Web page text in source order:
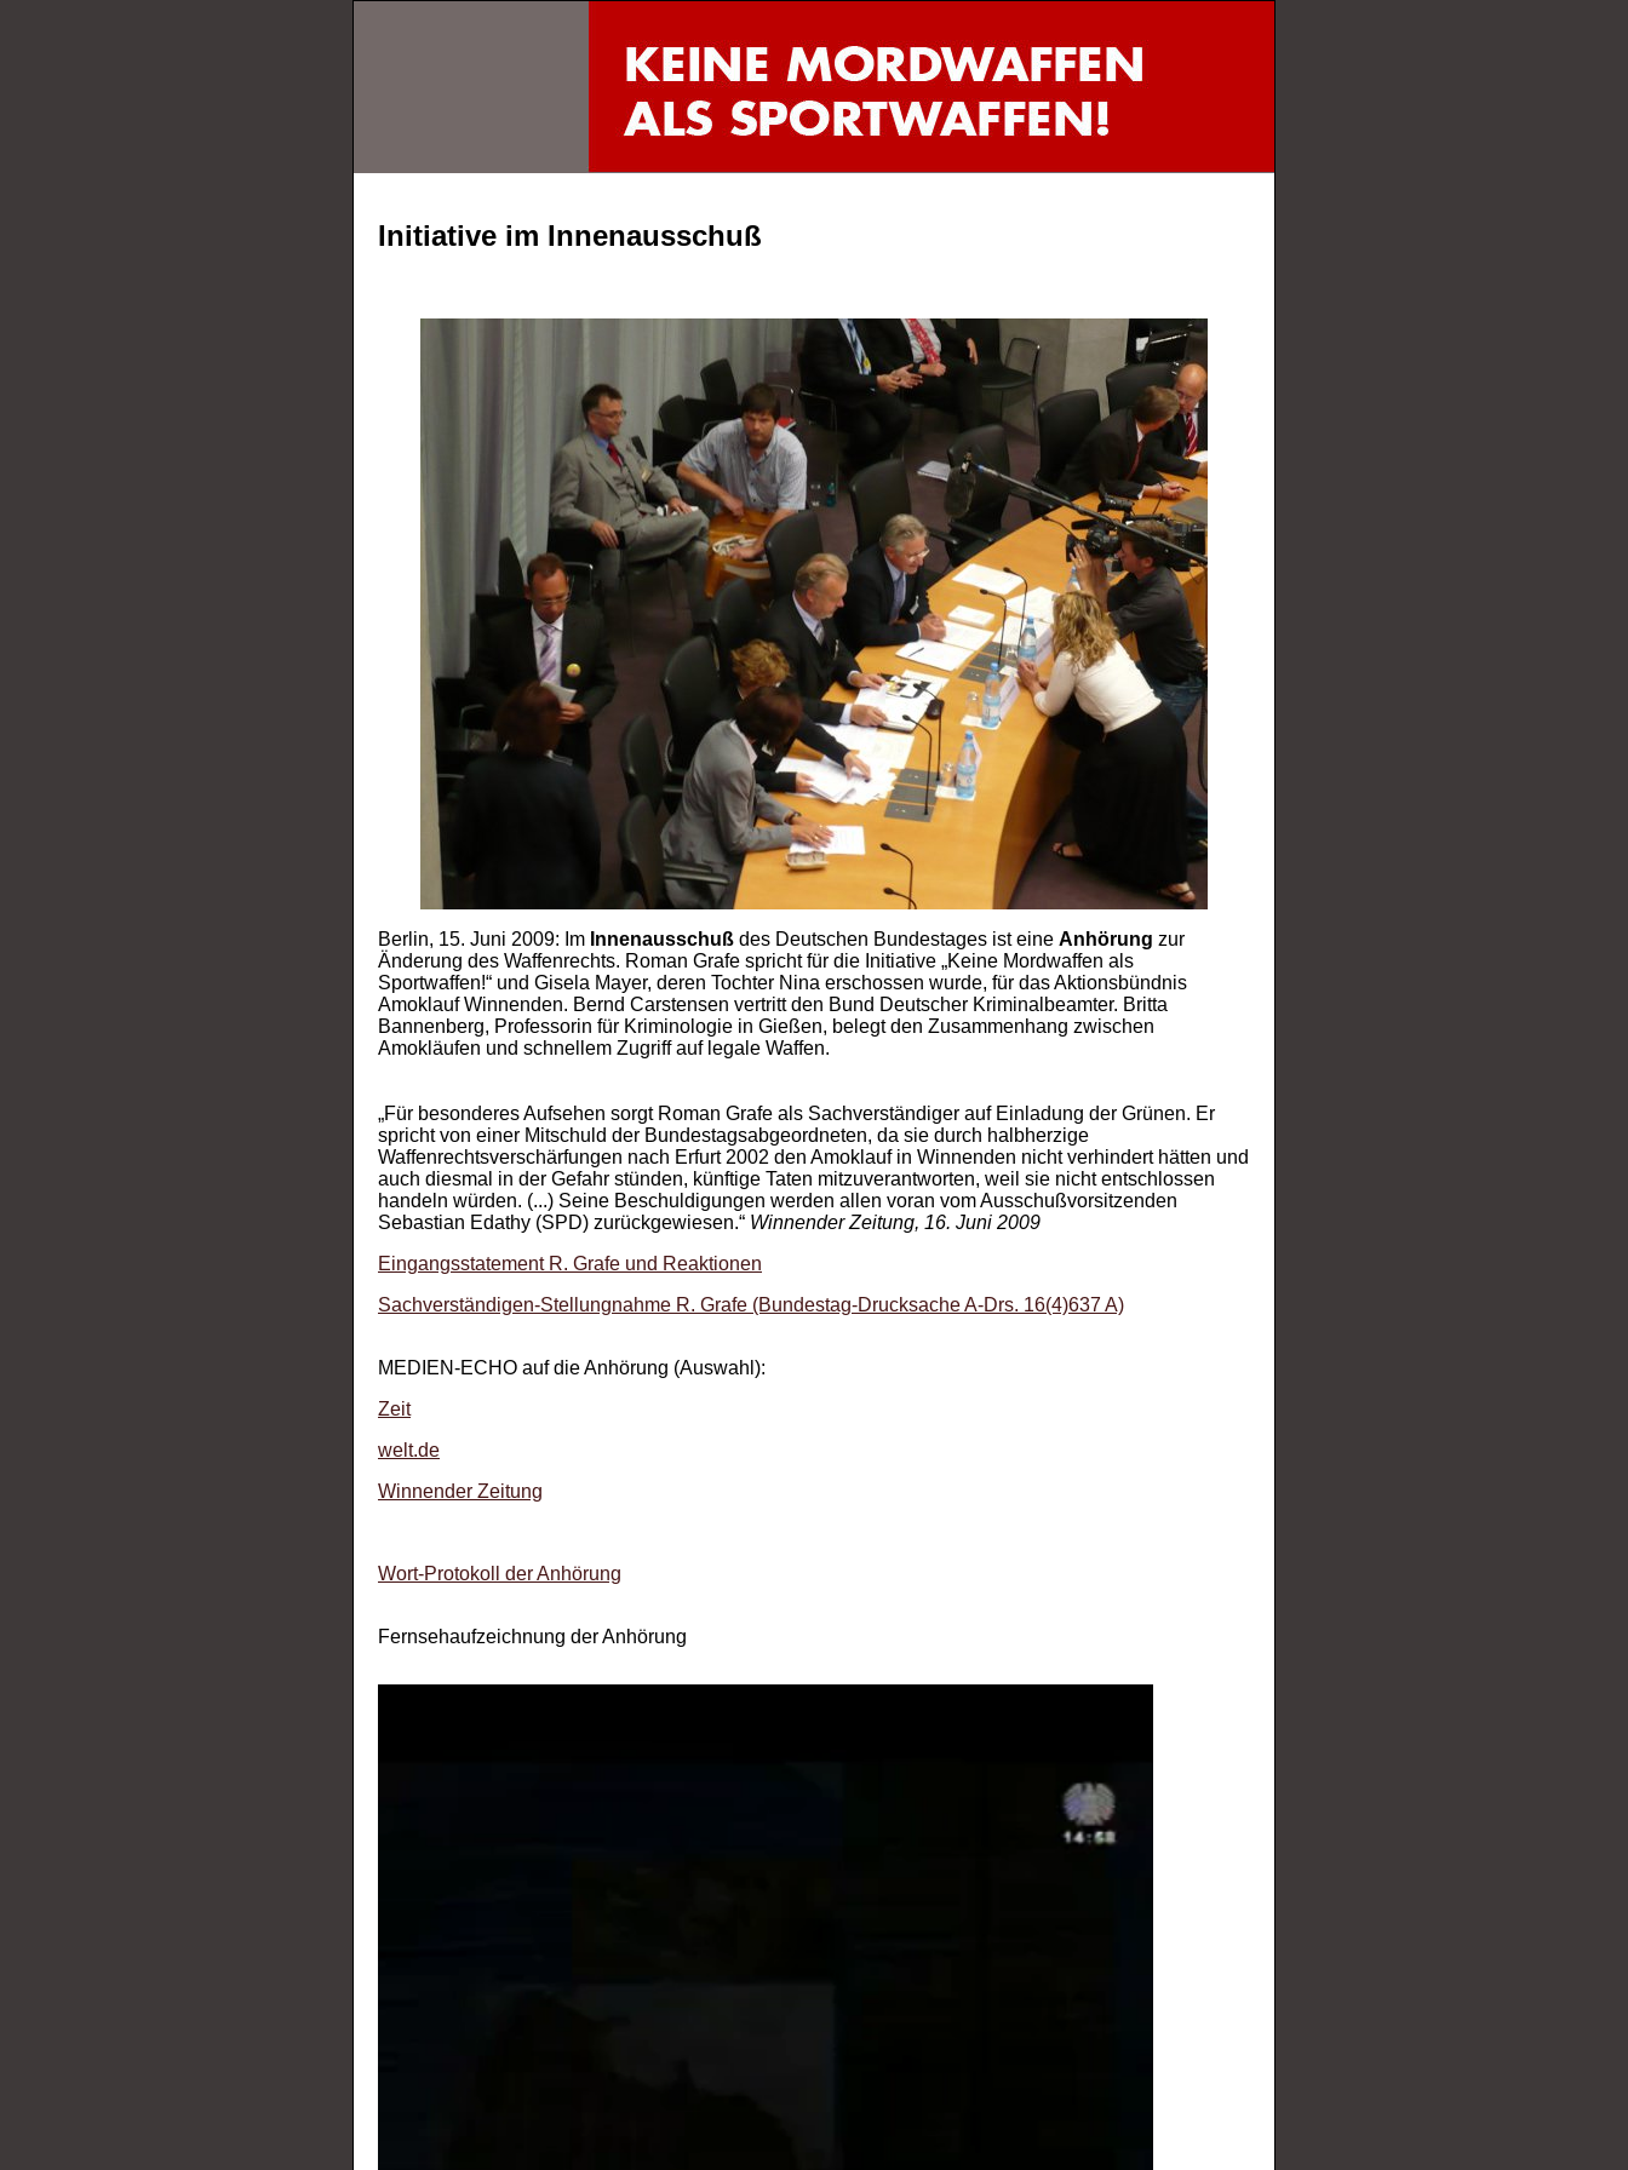
Initiative im Innenausschuß
Berlin, 15. Juni 2009: Im Innenausschuß des Deutschen Bundestages ist eine Anhörung zur
Änderung des Waffenrechts. Roman Grafe spricht für die Initiative „Keine Mordwaffen als
Sportwaffen!“ und Gisela Mayer, deren Tochter Nina erschossen wurde, für das Aktionsbündnis
Amoklauf Winnenden. Bernd Carstensen vertritt den Bund Deutscher Kriminalbeamter. Britta
Bannenberg, Professorin für Kriminologie in Gießen, belegt den Zusammenhang zwischen
Amokläufen und schnellem Zugriff auf legale Waffen.
„Für besonderes Aufsehen sorgt Roman Grafe als Sachverständiger auf Einladung der Grünen. Er
spricht von einer Mitschuld der Bundestagsabgeordneten, da sie durch halbherzige
Waffenrechtsverschärfungen nach Erfurt 2002 den Amoklauf in Winnenden nicht verhindert hätten und
auch diesmal in der Gefahr stünden, künftige Taten mitzuverantworten, weil sie nicht entschlossen
handeln würden. (...) Seine Beschuldigungen werden allen voran vom Ausschußvorsitzenden
Sebastian Edathy (SPD) zurückgewiesen.“ Winnender Zeitung, 16. Juni 2009
Eingangsstatement R. Grafe und Reaktionen
Sachverständigen-Stellungnahme R. Grafe (Bundestag-Drucksache A-Drs. 16(4)637 A)
MEDIEN-ECHO auf die Anhörung (Auswahl):
Zeit
welt.de
Winnender Zeitung
Wort-Protokoll der Anhörung
Fernsehaufzeichnung der Anhörung